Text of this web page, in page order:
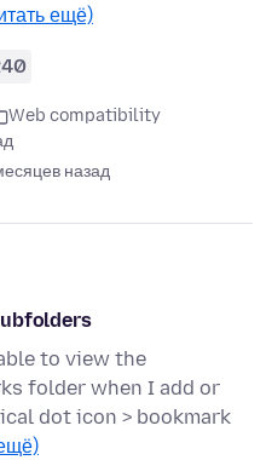
ещё)
Web compatibility
назад
to view the
folder when I add or
dot icon > bookmark